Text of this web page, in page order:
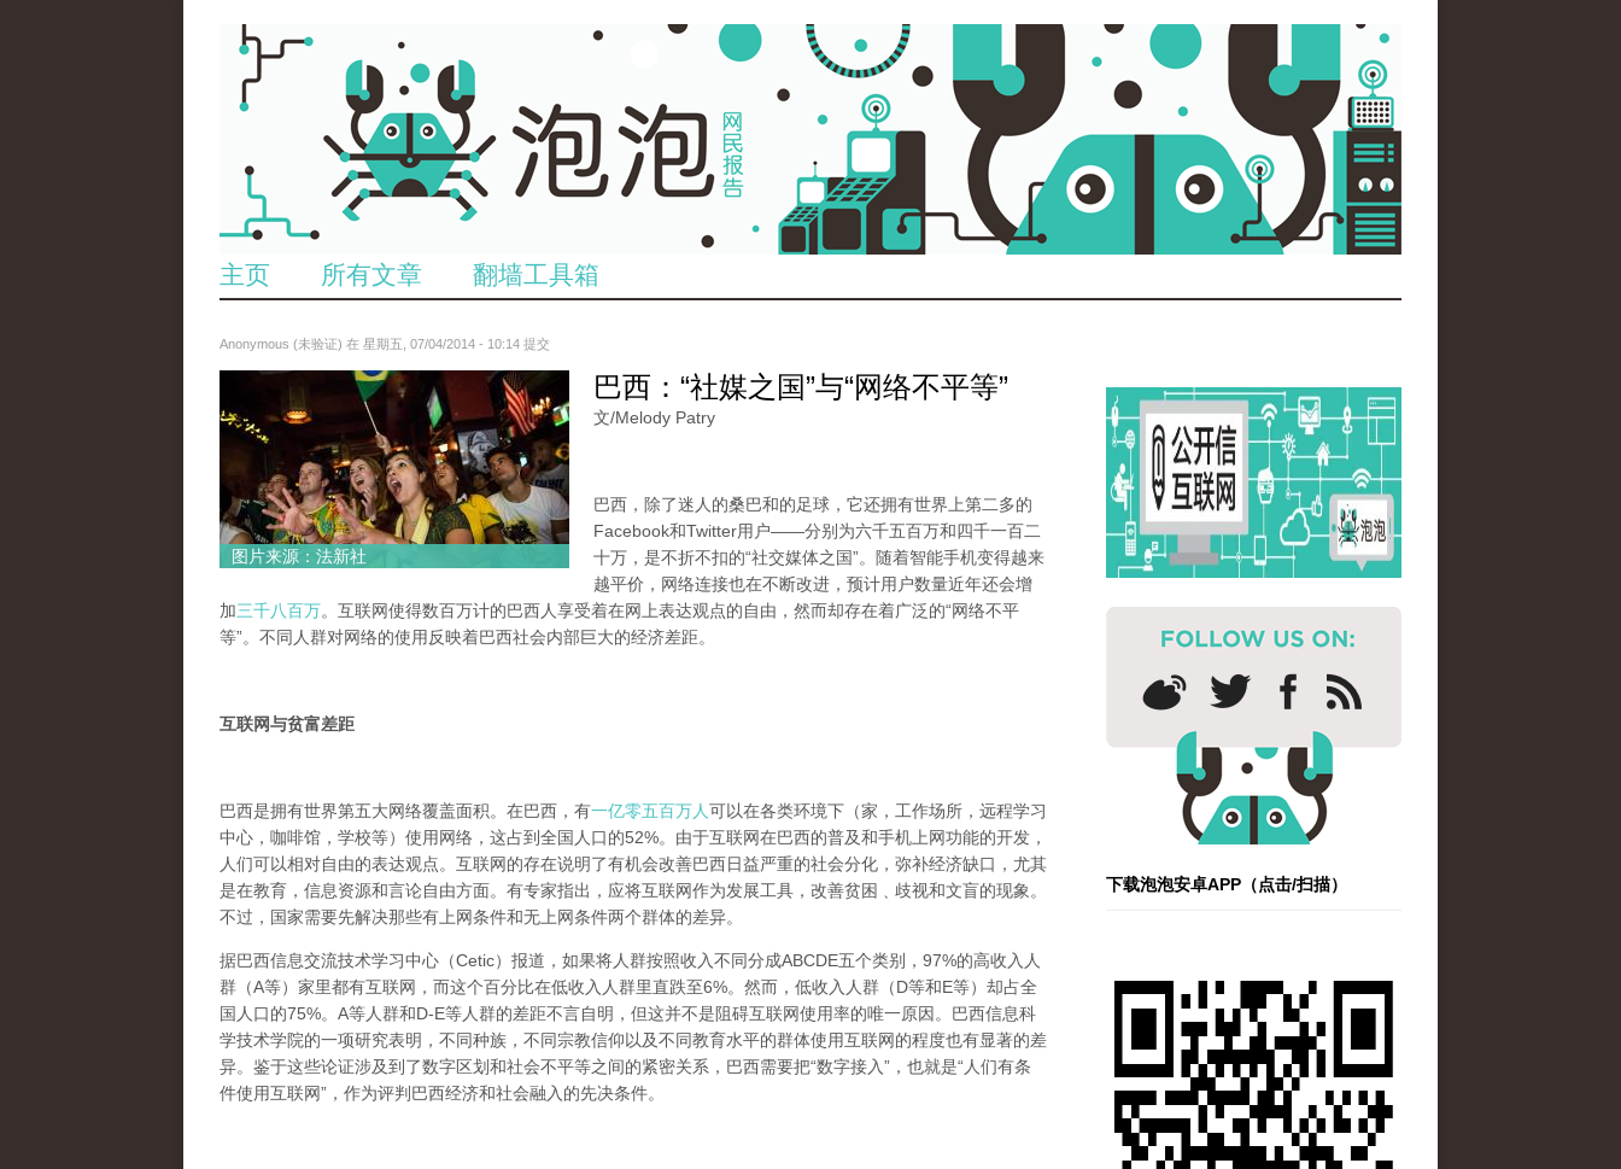
主页 所有文章 翻墙工具箱
Anonymous (未验证) 在 星期五, 07/04/2014 - 10:14 提交
anp-27659007.jpg
图片来源：法新社
巴西：“社媒之国”与“网络不平等”
文/Melody Patry
巴西，除了迷人的桑巴和的足球，它还拥有世界上第二多的
Facebook和Twitter用户——分别为六千五百万和四千一百二
十万，是不折不扣的“社交媒体之国”。随着智能手机变得越来
越平价，网络连接也在不断改进，预计用户数量近年还会增
加三千八百万。互联网使得数百万计的巴西人享受着在网上表达观点的自由，然而却存在着广泛的“网络不平
等”。不同人群对网络的使用反映着巴西社会内部巨大的经济差距。
互联网与贫富差距
巴西是拥有世界第五大网络覆盖面积。在巴西，有一亿零五百万人可以在各类环境下（家，工作场所，远程学习
中心，咖啡馆，学校等）使用网络，这占到全国人口的52%。由于互联网在巴西的普及和手机上网功能的开发，
人们可以相对自由的表达观点。互联网的存在说明了有机会改善巴西日益严重的社会分化，弥补经济缺口，尤其
是在教育，信息资源和言论自由方面。有专家指出，应将互联网作为发展工具，改善贫困﹑歧视和文盲的现象。
不过，国家需要先解决那些有上网条件和无上网条件两个群体的差异。
据巴西信息交流技术学习中心（Cetic）报道，如果将人群按照收入不同分成ABCDE五个类别，97%的高收入人
群（A等）家里都有互联网，而这个百分比在低收入人群里直跌至6%。然而，低收入人群（D等和E等）却占全
国人口的75%。A等人群和D-E等人群的差距不言自明，但这并不是阻碍互联网使用率的唯一原因。巴西信息科
学技术学院的一项研究表明，不同种族，不同宗教信仰以及不同教育水平的群体使用互联网的程度也有显著的差
异。鉴于这些论证涉及到了数字区划和社会不平等之间的紧密关系，巴西需要把“数字接入”，也就是“人们有条
件使用互联网”，作为评判巴西经济和社会融入的先决条件。
下载泡泡安卓APP（点击/扫描）